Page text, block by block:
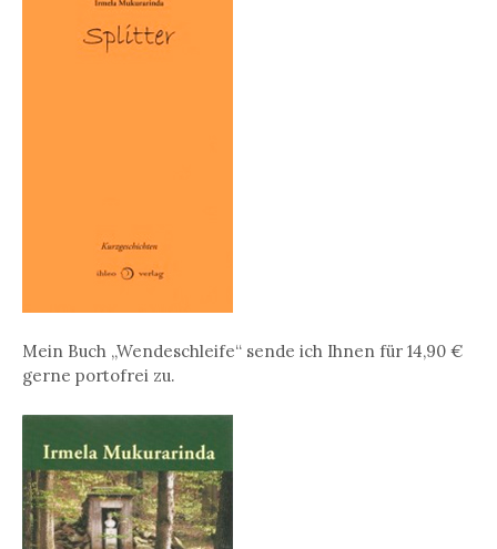
Mein Buch „Wendeschleife“ sende ich Ihnen für 14,90 €
gerne portofrei zu.